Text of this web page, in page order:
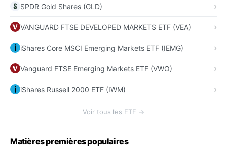
SPDR Gold Shares (GLD)
VANGUARD FTSE DEVELOPED MARKETS ETF (VEA)
iShares Core MSCI Emerging Markets ETF (IEMG)
Vanguard FTSE Emerging Markets ETF (VWO)
iShares Russell 2000 ETF (IWM)
Voir tous les ETF →
Matières premières populaires